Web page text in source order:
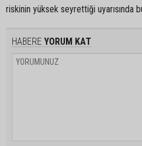
riskinin yüksek seyrettiği uyarısında
HABERE YORUM KAT